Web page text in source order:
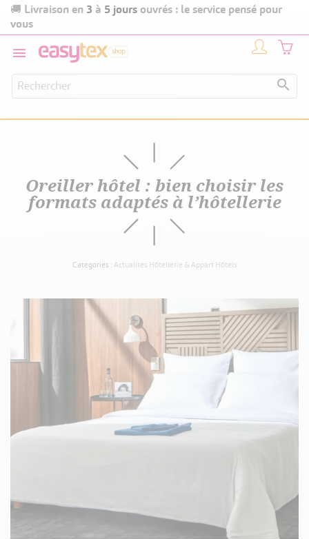
🚚 Livraison en 3 à 5 jours ouvrés : le service pensé pour
vous


Oreiller hôtel : bien choisir les
formats adaptés à l’hôtellerie
Categories : Actualités Hôtellerie & Appart Hôtels